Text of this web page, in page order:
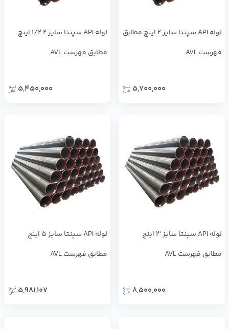
لوله API سپنتا سایز 2 اینچ مطابق
فهرست AVL
5,700,000
لوله API سپنتا سایز 2 1/2 اینچ
مطابق فهرست AVL
5,450,000
لوله API سپنتا سایز 3 اینچ
مطابق فهرست AVL
8,500,000
لوله API سپنتا سایز 5 اینچ
مطابق فهرست AVL
5,981,107